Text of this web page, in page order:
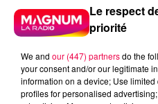
Le respect
priorité
We and our (447) partnersdo the
your consent and/or our legitimate
information on a device; Use
profiles for personalised